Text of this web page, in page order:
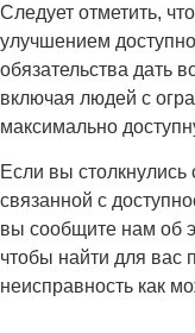
Следует отметить,
улучшением
обязательства дать
включая людей с
максимально
Если вы
связанной с
вы сообщите нам об
чтобы найти для вас
неисправность как